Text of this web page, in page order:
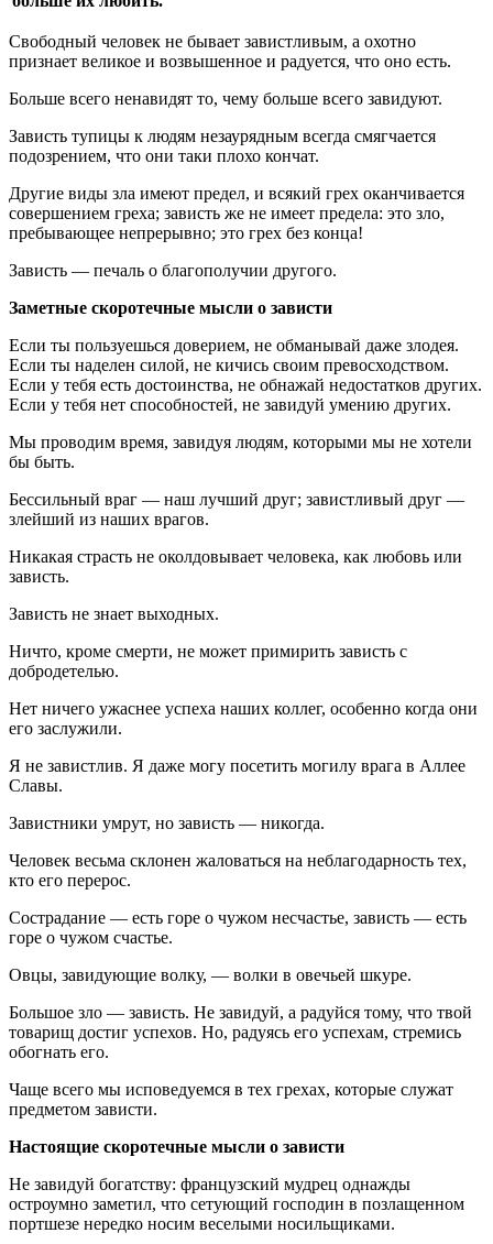
Свободный человек не бывает завистливым, а охотно
признает великое и возвышенное и радуется, что оно есть.
Больше всего ненавидят то, чему больше всего завидуют.
Зависть тупицы к людям незаурядным всегда смягчается
подозрением, что они таки плохо кончат.
Другие виды зла имеют предел, и всякий грех оканчивается
совершением греха; зависть же не имеет предела: это зло,
пребывающее непрерывно; это грех без конца!
Зависть — печаль о благополучии другого.
Заметные скоротечные мысли о зависти
Если ты пользуешься доверием, не обманывай даже злодея.
Если ты наделен силой, не кичись своим превосходством.
Если у тебя есть достоинства, не обнажай недостатков других.
Если у тебя нет способностей, не завидуй умению других.
Мы проводим время, завидуя людям, которыми мы не хотели
бы быть.
Бессильный враг — наш лучший друг; завистливый друг —
злейший из наших врагов.
Никакая страсть не околдовывает человека, как любовь или
зависть.
Зависть не знает выходных.
Ничто, кроме смерти, не может примирить зависть с
добродетелью.
Нет ничего ужаснее успеха наших коллег, особенно когда они
его заслужили.
Я не завистлив. Я даже могу посетить могилу врага в Аллее
Славы.
Завистники умрут, но зависть — никогда.
Человек весьма склонен жаловаться на неблагодарность тех,
кто его перерос.
Сострадание — есть горе о чужом несчастье, зависть — есть
горе о чужом счастье.
Овцы, завидующие волку, — волки в овечьей шкуре.
Большое зло — зависть. Не завидуй, а радуйся тому, что твой
товарищ достиг успехов. Но, радуясь его успехам, стремись
обогнать его.
Чаще всего мы исповедуемся в тех грехах, которые служат
предметом зависти.
Настоящие скоротечные мысли о зависти
Не завидуй богатству: французский мудрец однажды
остроумно заметил, что сетующий господин в позлащенном
портшезе нередко носим веселыми носильщиками.